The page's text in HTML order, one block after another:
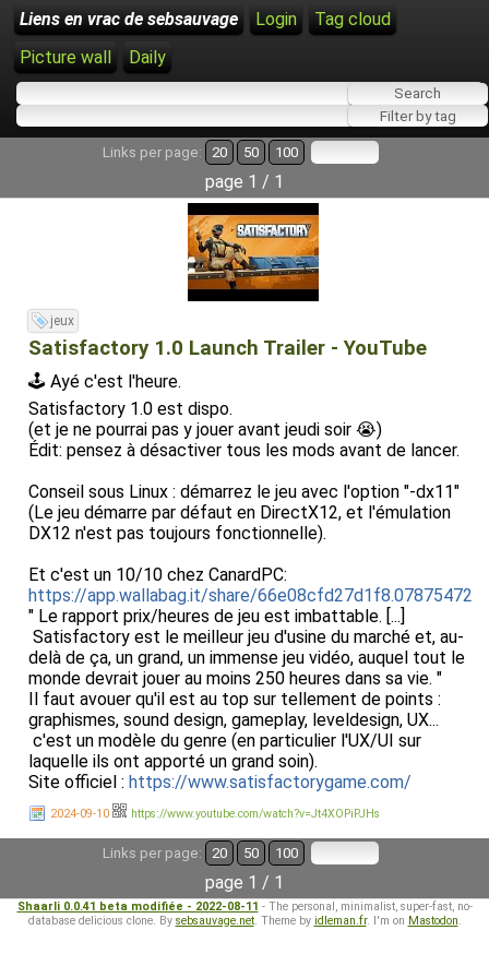
Liens en vrac de sebsauvage Login
Tag cloud
Picture wall
Daily
Links per page: 20 50 100
page 1 / 1
jeux
Satisfactory 1.0 Launch Trailer - YouTube
🕹️ Ayé c'est l'heure.
Satisfactory 1.0 est dispo.
(et je ne pourrai pas y jouer avant jeudi soir 😭)
Édit: pensez à désactiver tous les mods avant de lancer.
Conseil sous Linux : démarrez le jeu avec l'option "-dx11"
(Le jeu démarre par défaut en DirectX12, et l'émulation
DX12 n'est pas toujours fonctionnelle).
Et c'est un 10/10 chez CanardPC:
https://app.wallabag.it/share/66e08cfd27d1f8.07875472
" Le rapport prix/heures de jeu est imbattable. [...]
Satisfactory est le meilleur jeu d'usine du marché et, au-
delà de ça, un grand, un immense jeu vidéo, auquel tout le
monde devrait jouer au moins 250 heures dans sa vie. "
Il faut avouer qu'il est au top sur tellement de points :
graphismes, sound design, gameplay, leveldesign, UX...
c'est un modèle du genre (en particulier l'UX/UI sur
laquelle ils ont apporté un grand soin).
Site officiel : https://www.satisfactorygame.com/
2024-09-10 https://www.youtube.com/watch?v=Jt4XOPiPJHs
Links per page: 20 50 100
page 1 / 1
Shaarli 0.0.41 beta modifiée - 2022-08-11 - The personal, minimalist, super-fast, no-
database delicious clone. By sebsauvage.net. Theme by idleman.fr. I'm on Mastodon.